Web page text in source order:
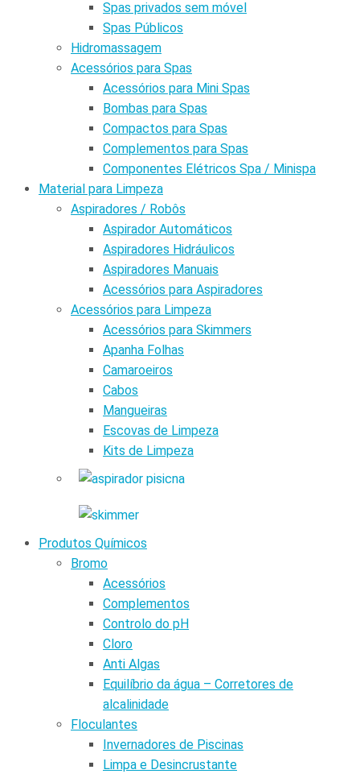
Spas privados sem móvel
Spas Públicos
Hidromassagem
Acessórios para Spas
Acessórios para Mini Spas
Bombas para Spas
Compactos para Spas
Complementos para Spas
Componentes Elétricos Spa / Minispa
Material para Limpeza
Aspiradores / Robôs
Aspirador Automáticos
Aspiradores Hidráulicos
Aspiradores Manuais
Acessórios para Aspiradores
Acessórios para Limpeza
Acessórios para Skimmers
Apanha Folhas
Camaroeiros
Cabos
Mangueiras
Escovas de Limpeza
Kits de Limpeza
Produtos Químicos
Bromo
Acessórios
Complementos
Controlo do pH
Cloro
Anti Algas
Equilíbrio da água – Corretores de
alcalinidade
Floculantes
Invernadores de Piscinas
Limpa e Desincrustante